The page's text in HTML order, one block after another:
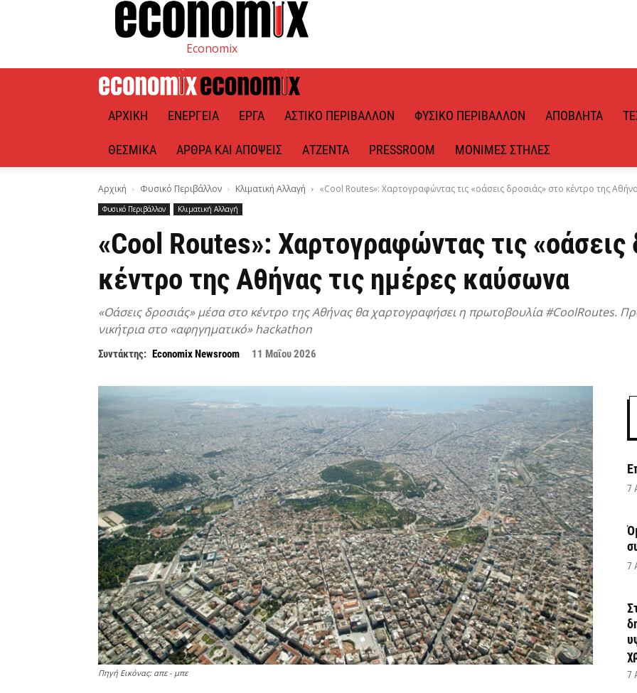
Economix
ΑΡΧΙΚΉ ΕΝΈΡΓΕΙΑ ΈΡΓΑ ΑΣΤΙΚΌ ΠΕΡΙΒΆΛΛΟΝ ΦΥΣΙΚΌ ΠΕΡΙΒΆΛΛΟΝ ΑΠΌΒΛΗΤΑ
ΘΕΣΜΙΚΆ ΆΡΘΡΑ ΚΑΙ ΑΠΌΨΕΙΣ ΑΤΖΈΝΤΑ PRESSROOM ΜΌΝΙΜΕΣ ΣΤΉΛΕΣ
Αρχική Φυσικό Περιβάλλον Κλιματική Αλλαγή «Cool Routes»: Χαρτογραφώντας τις «οάσεις δροσιάς» στο κέντρο της
Φυσικό Περιβάλλον Κλιματική Αλλαγή
«Cool Routes»: Χαρτογραφώντας τις «οάσεις
κέντρο της Αθήνας τις ημέρες καύσωνα
«Οάσεις δροσιάς» μέσα στο κέντρο της Αθήνας θα χαρτογραφήσει η πρωτοβουλία #CoolRoutes.
νικήτρια στο «αφηγηματικό» hackathon
Συντάκτης: Economix Newsroom 11 Μαΐου 2026
Πηγή Εικόνας: απε - μπε
7
7
7